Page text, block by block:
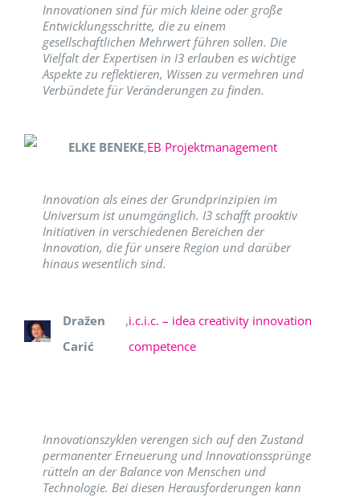
Innovationen sind für mich kleine oder große
Entwicklungsschritte, die zu einem
gesellschaftlichen Mehrwert führen sollen. Die
Vielfalt der Expertisen in I3 erlauben es wichtige
Aspekte zu reflektieren, Wissen zu vermehren und
Verbündete für Veränderungen zu finden.
ELKE BENEKE,EB Projektmanagement
Innovation als eines der Grundprinzipien im
Universum ist unumgänglich. I3 schafft proaktiv
Initiativen in verschiedenen Bereichen der
Innovation, die für unsere Region und darüber
hinaus wesentlich sind.
Dražen
Carić
,i.c.i.c. – idea creativity innovation
competence
Innovationszyklen verengen sich auf den Zustand
permanenter Erneuerung und Innovationssprünge
rütteln an der Balance von Menschen und
Technologie. Bei diesen Herausforderungen kann